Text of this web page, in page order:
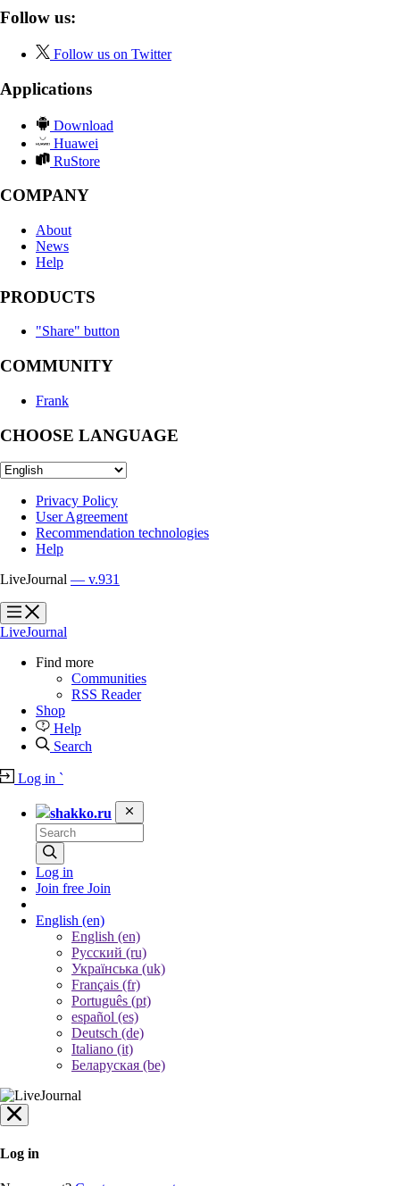
Follow us:
Follow us on Twitter
Applications
Download
Huawei
RuStore
COMPANY
About
News
Help
PRODUCTS
"Share" button
COMMUNITY
Frank
CHOOSE LANGUAGE
Privacy Policy
User Agreement
Recommendation technologies
Help
LiveJournal — v.931
?
?
LiveJournal
Find more
Communities
RSS Reader
Shop
Help
Search
Log in `
shakko.ru
Log in
Join free Join
English (en)
English (en)
Русский (ru)
Українська (uk)
Français (fr)
Português (pt)
español (es)
Deutsch (de)
Italiano (it)
Беларуская (be)
Log in